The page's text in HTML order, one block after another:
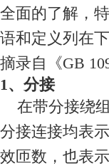
全面的了解，
语和定义列在
摘录自《GB
1、分接
在带分接绕
分接连接均表
效匝数，也表